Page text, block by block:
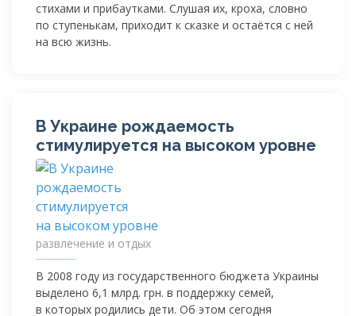
стихами и прибаутками. Слушая их, кроха, словно
по ступенькам, приходит к сказке и остаётся с ней
на всю жизнь.
В Украине рождаемость
стимулируется на высоком уровне
развлечение и отдых
В 2008 году из государственного бюджета Украины
выделено 6,1 млрд. грн. в поддержку семей,
в которых родились дети. Об этом сегодня